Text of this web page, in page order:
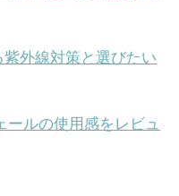
外線対策と選びたい
ルの使用感をレビュ